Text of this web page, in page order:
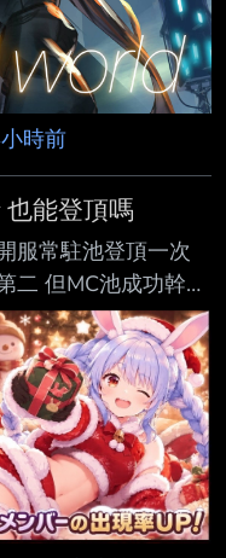
時前
能登頂嗎
服常駐池登頂一次
二 但MC池成功幹掉
率2/3 那麼這池呢
如果聖誕節端